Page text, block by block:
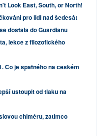
Look East, South, or North!
pro lidi nad šedesát
dostala do Guardianu
lekce z filozofického
Co je špatného na českém
ustoupit od tlaku na
chiméru, zatímco